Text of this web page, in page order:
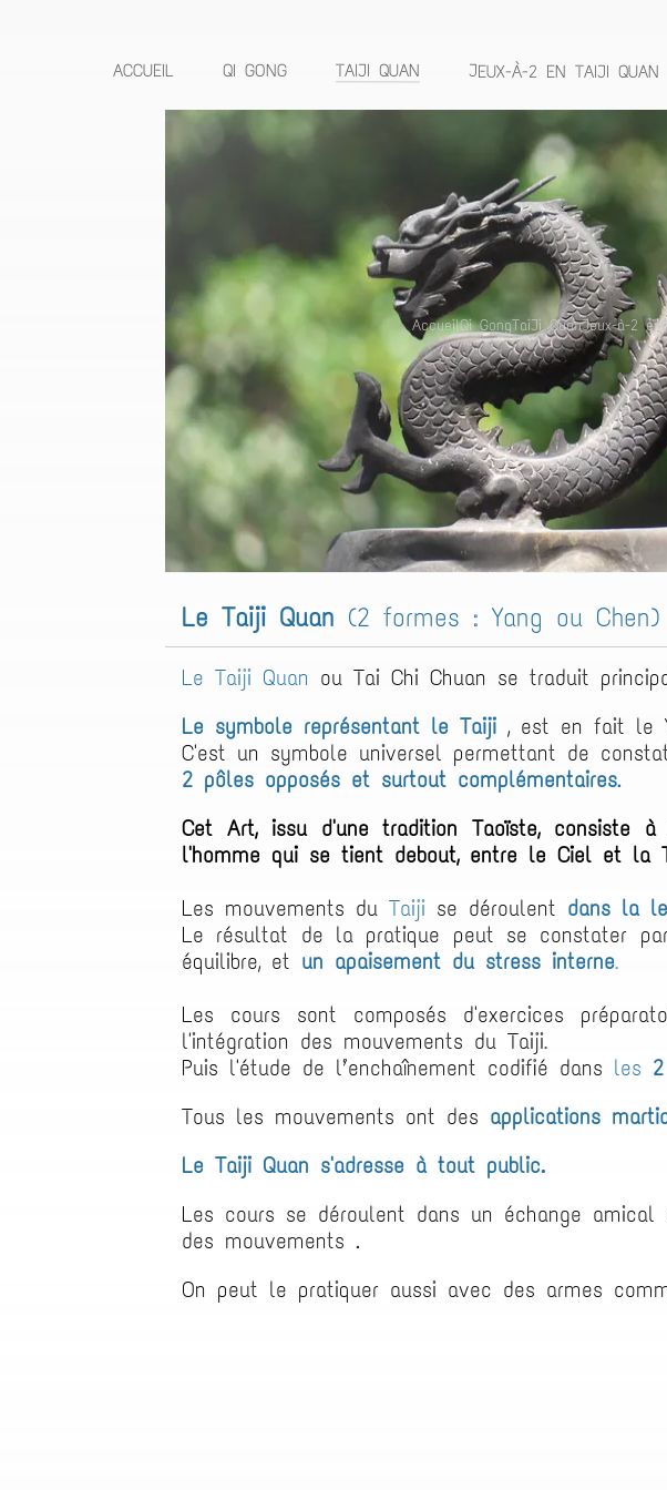
ACCUEIL QI GONG TAIJI QUAN JEUX-À-2 EN TAIJI QUAN
AccueilQi GongTaiJi QuanJeux-à-2 en
Le Taiji Quan (2 formes : Yang ou Chen)
Le Taiji Quan ou Tai Chi Chuan se traduit
Le symbole représentant le Taiji , est en fait le
C'est un symbole universel permettant de
2 pôles opposés et surtout complémentaires.
Cet Art, issu d'une tradition Taoïste,
l'homme qui se tient debout, entre le Ciel et la
Les mouvements du Taiji se déroulent dans la
Le résultat de la pratique peut se constater
équilibre, et un apaisement du stress interne.
Les cours sont composés d'exercices
l'intégration des mouvements du Taiji.
Puis l'étude de l’enchaînement codifié dans les
Tous les mouvements ont des applications
Le Taiji Quan s'adresse à tout public.
Les cours se déroulent dans un échange amical
des mouvements .
On peut le pratiquer aussi avec des armes